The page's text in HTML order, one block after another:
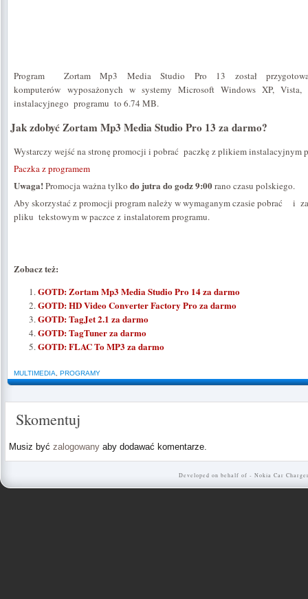
Program Zortam Mp3 Media Studio Pro 13 został
komputerów wyposażonych w systemy Microsoft Windows XP,
instalacyjnego programu to 6.74 MB.
Jak zdobyć Zortam Mp3 Media Studio Pro 13 za darmo?
Wystarczy wejść na stronę promocji i pobrać paczkę z plikiem instalacyjnym
Paczka z programem
Uwaga!Promocja ważna tylko do jutra do godz 9:00rano czasu polskiego.
Aby skorzystać z promocji program należy w wymaganym czasie pobrać i
pliku tekstowym w paczce z instalatorem programu.
Zobacz też:
GOTD: Zortam Mp3 Media Studio Pro 14 za darmo
GOTD: HD Video Converter Factory Pro za darmo
GOTD: TagJet 2.1 za darmo
GOTD: TagTuner za darmo
GOTD: FLAC To MP3 za darmo
MULTIMEDIA PROGRAMY
Skomentuj
Musiz być zalogowany aby dodawać komentarze.
Developed on behalf of - Nokia Car